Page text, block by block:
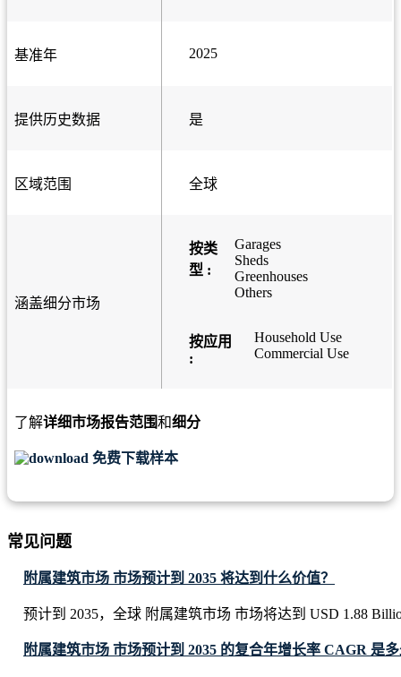
基准年 2025
提供历史数据 是
区域范围 全球
涵盖细分市场
按类
型 :
Garages
Sheds
Greenhouses
Others
按应用
:
Household Use
Commercial Use
了解详细市场报告范围和细分
免费下载样本
常见问题
附属建筑市场 市场预计到 2035 将达到什么价值？
预计到 2035，全球 附属建筑市场 市场将达到 USD 1.88
附属建筑市场 市场预计到 2035 的复合年增长率 CAGR 是